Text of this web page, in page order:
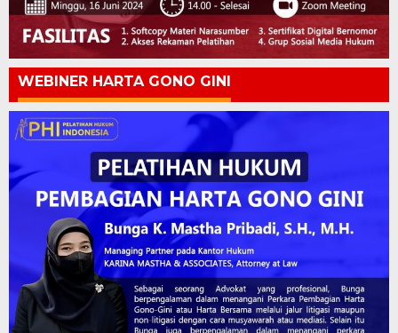
WEBINER HARTA GONO GINI